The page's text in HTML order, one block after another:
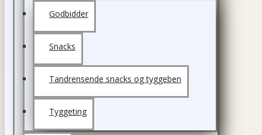
Godbidder
Snacks
Tandrensende snacks og tyggeben
Tyggeting